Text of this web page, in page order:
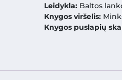
Leidykla:Baltos
Knygos viršelis:
Knygos puslapių